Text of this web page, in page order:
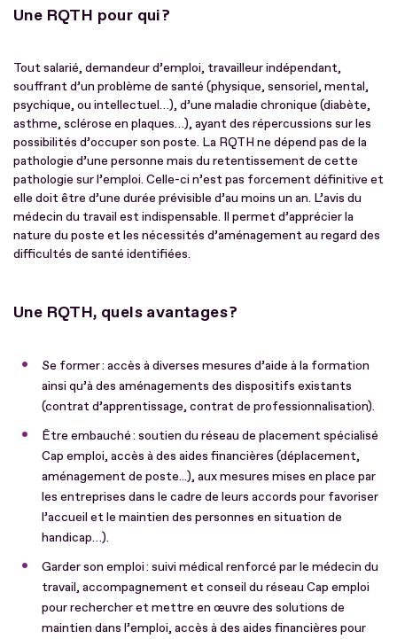
Une RQTH pour qui ?
Tout salarié, demandeur d’emploi, travailleur indépendant,
souffrant d’un problème de santé (physique, sensoriel, mental,
psychique, ou intellectuel…), d’une maladie chronique (diabète,
asthme, sclérose en plaques…), ayant des répercussions sur les
possibilités d’occuper son poste. La RQTH ne dépend pas de la
pathologie d’une personne mais du retentissement de cette
pathologie sur l’emploi. Celle-ci n’est pas forcement définitive et
elle doit être d’une durée prévisible d’au moins un an. L’avis du
médecin du travail est indispensable. Il permet d’apprécier la
nature du poste et les nécessités d’aménagement au regard des
difficultés de santé identifiées.
Une RQTH, quels avantages ?
Se former : accès à diverses mesures d’aide à la formation
ainsi qu’à des aménagements des dispositifs existants
(contrat d’apprentissage, contrat de professionnalisation).
Être embauché : soutien du réseau de placement spécialisé
Cap emploi, accès à des aides financières (déplacement,
aménagement de poste...), aux mesures mises en place par
les entreprises dans le cadre de leurs accords pour favoriser
l’accueil et le maintien des personnes en situation de
handicap…).
Garder son emploi : suivi médical renforcé par le médecin du
travail, accompagnement et conseil du réseau Cap emploi
pour rechercher et mettre en œuvre des solutions de
maintien dans l’emploi, accès à des aides financières pour